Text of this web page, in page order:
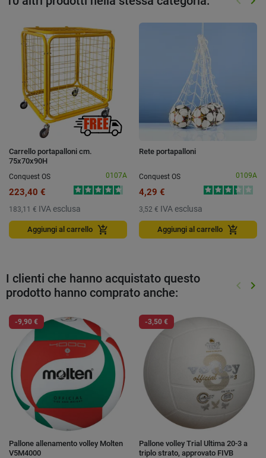
Carrello portapalloni cm.
75x70x90H
Conquest OS
0107A
223,40 €
183,11 € IVA esclusa
Aggiungi al carrello add_shopping_cart
Rete portapalloni
Conquest OS 0109A
4,29 €
3,52 € IVA esclusa
Aggiungi al carrello add_shopping_cart
I clienti che hanno acquistato questo
prodotto hanno comprato anche:
keyboard_arrow_left keyboard_arrow_right
-9,90 €
Pallone allenamento volley Molten
V5M4000
-3,50 €
Pallone volley Trial Ultima 20-3 a
triplo strato, approvato FIVB